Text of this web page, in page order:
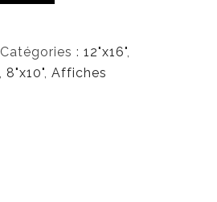
Catégories : 12"x16",
, 8"x10", Affiches